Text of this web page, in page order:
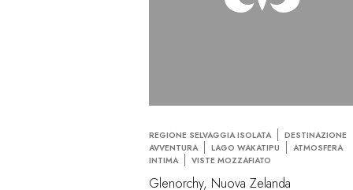
REGIONE SELVAGGIA ISOLATA
DESTINAZIONE
AVVENTURA
LAGO WAKATIPU
ATMOSFERA
INTIMA
VISTE MOZZAFIATO
Glenorchy, Nuova Zelanda